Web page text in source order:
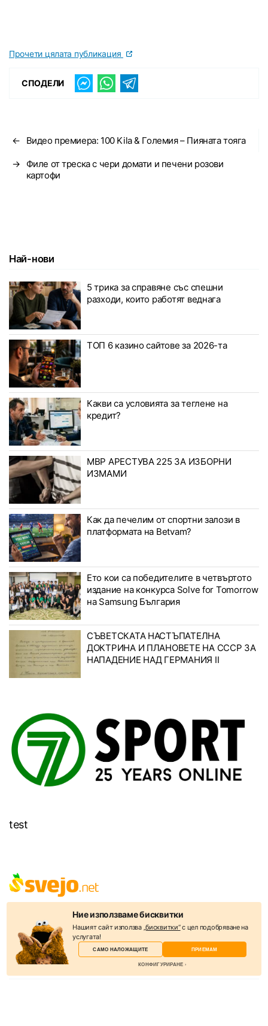
Прочети цялата публикация
СПОДЕЛИ
← Видео премиера: 100 Kila & Големия – Пияната тояга
→
Филе от треска с чери домати и печени розови
картофи
Най-нови
5 трика за справяне със спешни
разходи, които работят веднага
ТОП 6 казино сайтове за 2026-та
Какви са условията за теглене на
кредит?
МВР АРЕСТУВА 225 ЗА ИЗБОРНИ
ИЗМАМИ
Как да печелим от спортни залози в
платформата на Betvam?
Ето кои са победителите в четвъртото
издание на конкурса Solve for Tomorrow
на Samsung България
СЪВЕТСКАТА НАСТЪПАТЕЛНА
ДОКТРИНА И ПЛАНОВЕТЕ НА СССР ЗА
НАПАДЕНИЕ НАД ГЕРМАНИЯ II
test
новини, забавления, интересни и полезни снимки и видеа. Целта
на уебсайта е да бъде полезен и да обединява съдържанието на
десетки източници. В Svejo акцентът е информацията и нейният
подбор от потребителите.
Ние използваме бисквитки
Нашият сайт използва „бисквитки“с цел подобряване на
услугата!
САМО НАЛОЖАЩИТЕ ПРИЕМАМ
КОНФИГУРИРАНЕ